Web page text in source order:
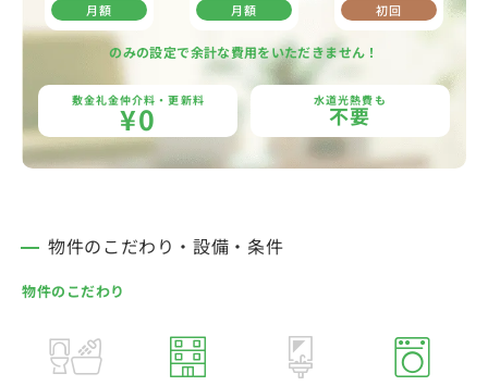
月額 月額 初回
のみの設定で余計な費用をいただきません！
敷金礼金仲介料・更新料
¥0 水道光熱費も
不要
物件のこだわり・設備・条件
物件のこだわり